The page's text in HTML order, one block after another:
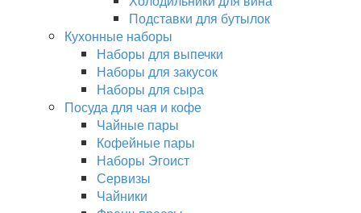
Подставки для бутылок
Кухонные наборы
Наборы для выпечки
Наборы для закусок
Наборы для сыра
Посуда для чая и кофе
Чайные пары
Кофейные пары
Наборы Эгоист
Сервизы
Чайники